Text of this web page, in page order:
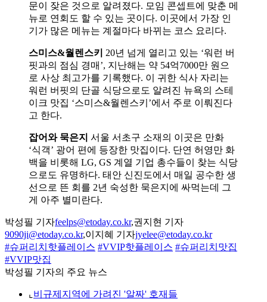
문이 잦은 것으로 알려졌다. 모임 콘셉트에 맞춘 메
뉴로 연회도 할 수 있는 곳이다. 이곳에서 가장 인
기가 많은 메뉴는 계절마다 바뀌는 코스 요리다.
스미스&월렌스키
20년 넘게 열리고 있는 ‘워런 버
핏과의 점심 경매’, 지난해는 약 54억7000만 원으
로 사상 최고가를 기록했다. 이 귀한 식사 자리는
워런 버핏의 단골 식당으로도 알려진 뉴욕의 스테
이크 맛집 ‘스미스&월렌스키’에서 주로 이뤄진다
고 한다.
잡어와 묵은지 서울 서초구 소재의 이곳은 만화
‘식객’ 광어 편에 등장한 맛집이다. 단연 허영만 화
백을 비롯해 LG, GS 계열 기업 총수들이 찾는 식당
으로도 유명하다. 태안 신진도에서 매일 공수한 생
선으로 뜬 회를 2년 숙성한 묵은지에 싸먹는데 그
게 아주 별미란다.
박성필 기자feelps@etoday.co.kr,권지현 기자
9090ji@etoday.co.kr,이지혜 기자jyelee@etoday.co.kr
#슈퍼리치핫플레이스 #VVIP핫플레이스 #슈퍼리치맛집
#VVIP맛집
박성필 기자의 주요 뉴스
⌞ 비규제지역에 가려진 '알짜' 호재들